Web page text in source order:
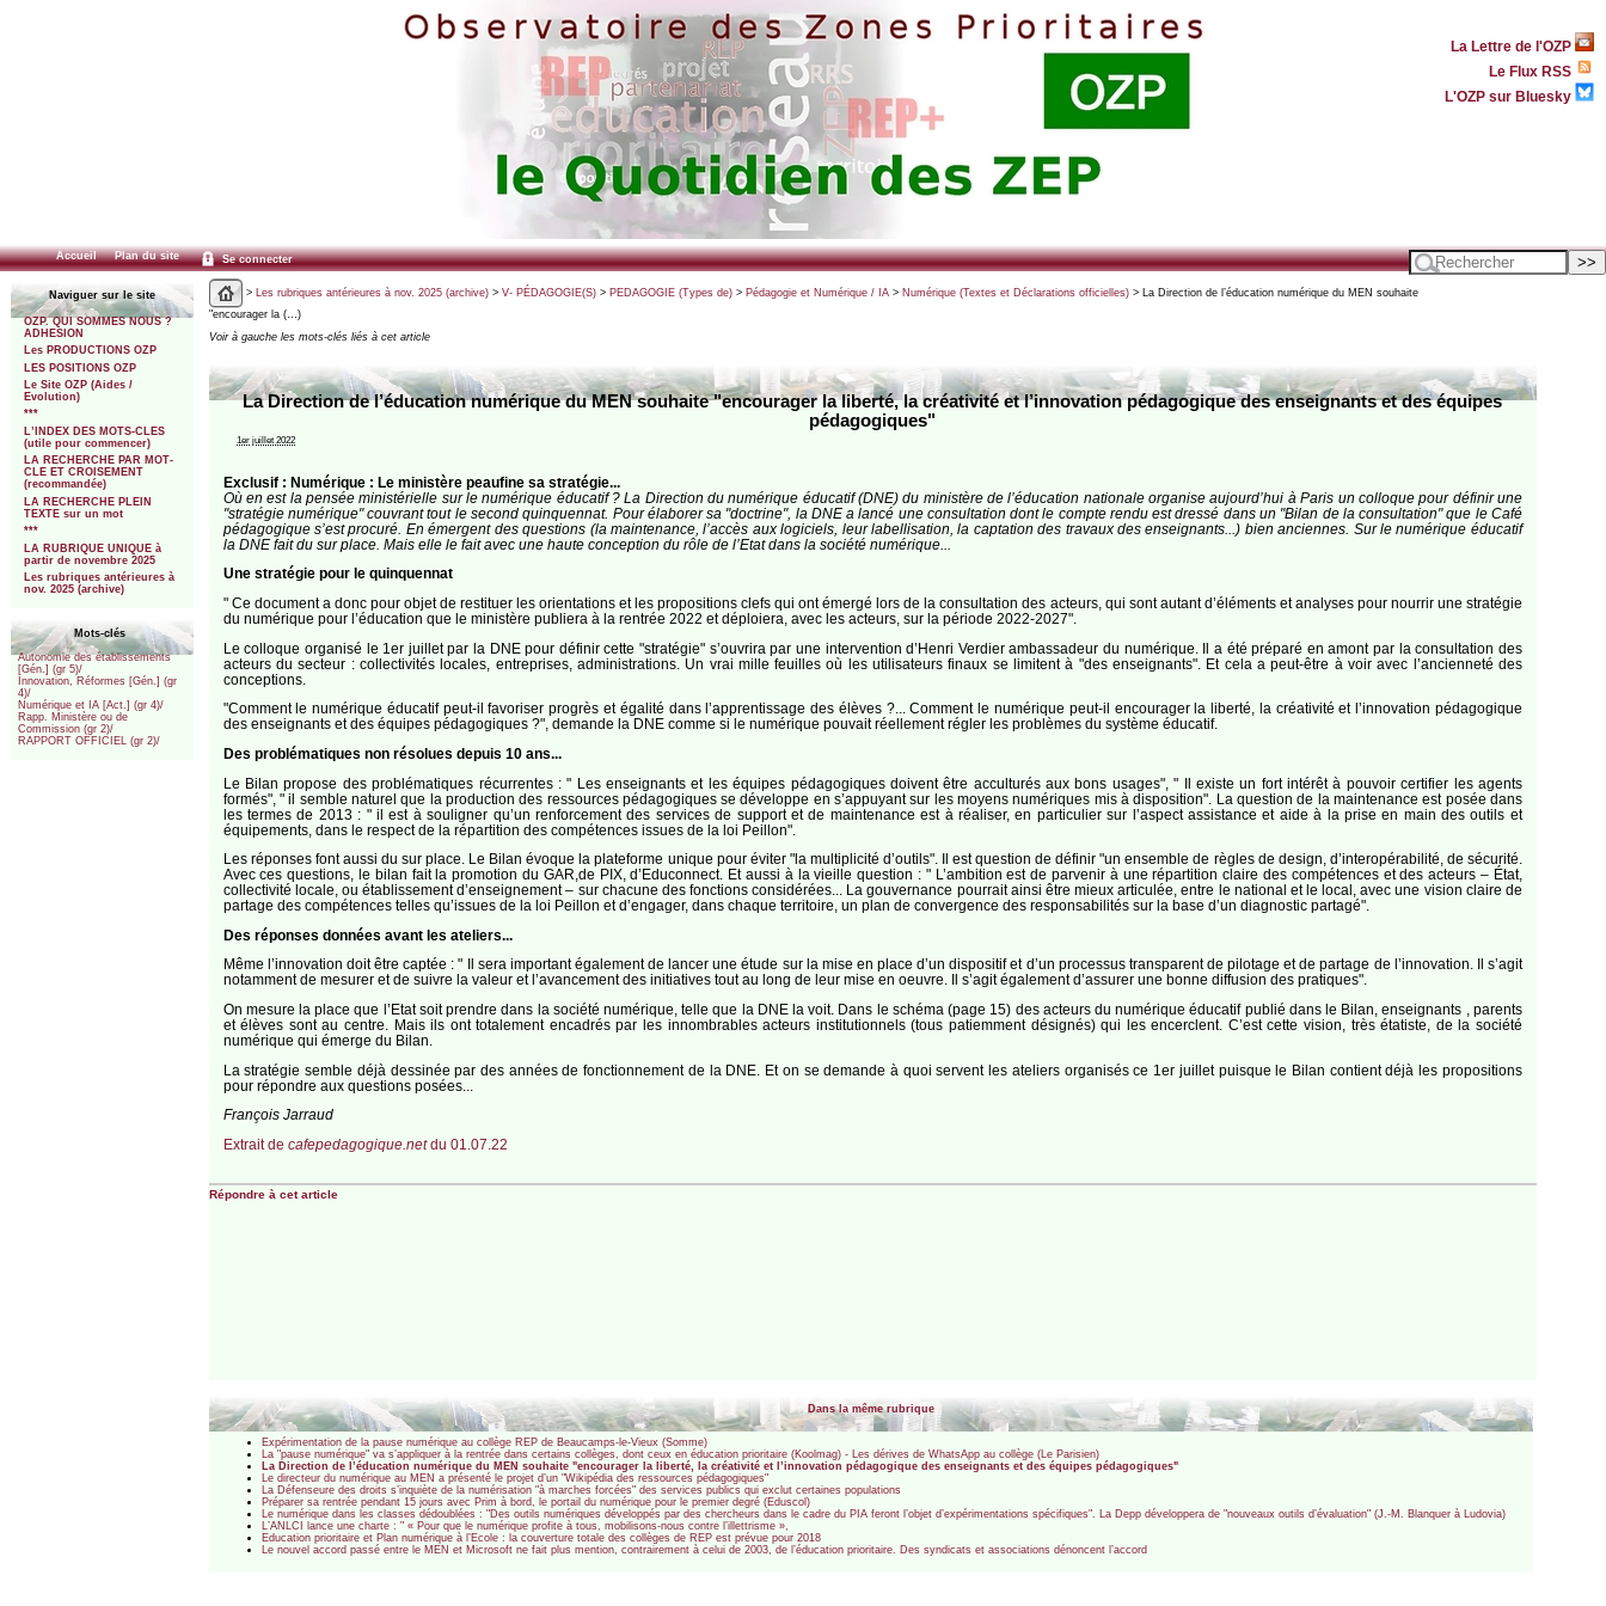
La Lettre de l'OZP
Le Flux RSS
L'OZP sur Bluesky
Accueil Plan du site Se connecter
Naviguer sur le site
OZP. QUI SOMMES NOUS ?
ADHESION
Les PRODUCTIONS OZP
LES POSITIONS OZP
Le Site OZP (Aides /
Evolution)
***
L’INDEX DES MOTS-CLES
(utile pour commencer)
LA RECHERCHE PAR MOT-
CLE ET CROISEMENT
(recommandée)
LA RECHERCHE PLEIN
TEXTE sur un mot
***
LA RUBRIQUE UNIQUE à
partir de novembre 2025
Les rubriques antérieures à
nov. 2025 (archive)
Mots-clés
Autonomie des établissements
[Gén.] (gr 5)/
Innovation, Réformes [Gén.] (gr
4)/
Numérique et IA [Act.] (gr 4)/
Rapp. Ministère ou de
Commission (gr 2)/
RAPPORT OFFICIEL (gr 2)/
> Les rubriques antérieures à nov. 2025 (archive)> V- PÉDAGOGIE(S)> PEDAGOGIE (Types de)> Pédagogie et Numérique / IA> Numérique (Textes et Déclarations officielles)> La Direction de l’éducation numérique du MEN souhaite
"encourager la (…)
Voir à gauche les mots-clés liés à cet article
La Direction de l’éducation numérique du MEN souhaite "encourager la liberté, la créativité et l’innovation pédagogique des enseignants et des équipes
pédagogiques"
1er juillet 2022
Exclusif : Numérique : Le ministère peaufine sa stratégie...
Où en est la pensée ministérielle sur le numérique éducatif ? La Direction du numérique éducatif (DNE) du ministère de l’éducation nationale organise aujourd’hui à Paris un colloque pour définir une
"stratégie numérique" couvrant tout le second quinquennat. Pour élaborer sa "doctrine", la DNE a lancé une consultation dont le compte rendu est dressé dans un "Bilan de la consultation" que le Café
pédagogique s’est procuré. En émergent des questions (la maintenance, l’accès aux logiciels, leur labellisation, la captation des travaux des enseignants...) bien anciennes. Sur le numérique éducatif
la DNE fait du sur place. Mais elle le fait avec une haute conception du rôle de l’Etat dans la société numérique...
Une stratégie pour le quinquennat
" Ce document a donc pour objet de restituer les orientations et les propositions clefs qui ont émergé lors de la consultation des acteurs, qui sont autant d’éléments et analyses pour nourrir une stratégie
du numérique pour l’éducation que le ministère publiera à la rentrée 2022 et déploiera, avec les acteurs, sur la période 2022-2027".
Le colloque organisé le 1er juillet par la DNE pour définir cette "stratégie" s’ouvrira par une intervention d’Henri Verdier ambassadeur du numérique. Il a été préparé en amont par la consultation des
acteurs du secteur : collectivités locales, entreprises, administrations. Un vrai mille feuilles où les utilisateurs finaux se limitent à "des enseignants". Et cela a peut-être à voir avec l’ancienneté des
conceptions.
"Comment le numérique éducatif peut-il favoriser progrès et égalité dans l’apprentissage des élèves ?... Comment le numérique peut-il encourager la liberté, la créativité et l’innovation pédagogique
des enseignants et des équipes pédagogiques ?", demande la DNE comme si le numérique pouvait réellement régler les problèmes du système éducatif.
Des problématiques non résolues depuis 10 ans...
Le Bilan propose des problématiques récurrentes : " Les enseignants et les équipes pédagogiques doivent être acculturés aux bons usages", " Il existe un fort intérêt à pouvoir certifier les agents
formés", " il semble naturel que la production des ressources pédagogiques se développe en s’appuyant sur les moyens numériques mis à disposition". La question de la maintenance est posée dans
les termes de 2013 : " il est à souligner qu’un renforcement des services de support et de maintenance est à réaliser, en particulier sur l’aspect assistance et aide à la prise en main des outils et
équipements, dans le respect de la répartition des compétences issues de la loi Peillon".
Les réponses font aussi du sur place. Le Bilan évoque la plateforme unique pour éviter "la multiplicité d’outils". Il est question de définir "un ensemble de règles de design, d’interopérabilité, de sécurité.
Avec ces questions, le bilan fait la promotion du GAR,de PIX, d’Educonnect. Et aussi à la vieille question : " L’ambition est de parvenir à une répartition claire des compétences et des acteurs – État,
collectivité locale, ou établissement d’enseignement – sur chacune des fonctions considérées... La gouvernance pourrait ainsi être mieux articulée, entre le national et le local, avec une vision claire de
partage des compétences telles qu’issues de la loi Peillon et d’engager, dans chaque territoire, un plan de convergence des responsabilités sur la base d’un diagnostic partagé".
Des réponses données avant les ateliers...
Même l’innovation doit être captée : " Il sera important également de lancer une étude sur la mise en place d’un dispositif et d’un processus transparent de pilotage et de partage de l’innovation. Il s’agit
notamment de mesurer et de suivre la valeur et l’avancement des initiatives tout au long de leur mise en oeuvre. Il s’agit également d’assurer une bonne diffusion des pratiques".
On mesure la place que l’Etat soit prendre dans la société numérique, telle que la DNE la voit. Dans le schéma (page 15) des acteurs du numérique éducatif publié dans le Bilan, enseignants , parents
et élèves sont au centre. Mais ils ont totalement encadrés par les innombrables acteurs institutionnels (tous patiemment désignés) qui les encerclent. C’est cette vision, très étatiste, de la société
numérique qui émerge du Bilan.
La stratégie semble déjà dessinée par des années de fonctionnement de la DNE. Et on se demande à quoi servent les ateliers organisés ce 1er juillet puisque le Bilan contient déjà les propositions
pour répondre aux questions posées...
François Jarraud
Extrait de cafepedagogique.netdu 01.07.22
Répondre à cet article
Dans la même rubrique
Expérimentation de la pause numérique au collège REP de Beaucamps-le-Vieux (Somme)
La "pause numérique" va s’appliquer à la rentrée dans certains collèges, dont ceux en éducation prioritaire (Koolmag) - Les dérives de WhatsApp au collège (Le Parisien)
La Direction de l’éducation numérique du MEN souhaite "encourager la liberté, la créativité et l’innovation pédagogique des enseignants et des équipes pédagogiques"
Le directeur du numérique au MEN a présenté le projet d’un "Wikipédia des ressources pédagogiques"
La Défenseure des droits s’inquiète de la numérisation "à marches forcées" des services publics qui exclut certaines populations
Préparer sa rentrée pendant 15 jours avec Prim à bord, le portail du numérique pour le premier degré (Eduscol)
Le numérique dans les classes dédoublées : "Des outils numériques développés par des chercheurs dans le cadre du PIA feront l’objet d’expérimentations spécifiques". La Depp développera de "nouveaux outils d’évaluation" (J.-M. Blanquer à Ludovia)
L’ANLCI lance une charte : " « Pour que le numérique profite à tous, mobilisons-nous contre l’illettrisme »,
Education prioritaire et Plan numérique à l’Ecole : la couverture totale des collèges de REP est prévue pour 2018
Le nouvel accord passé entre le MEN et Microsoft ne fait plus mention, contrairement à celui de 2003, de l’éducation prioritaire. Des syndicats et associations dénoncent l’accord